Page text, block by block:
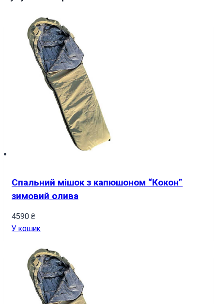
Спальний мішок з капюшоном “Кокон”
зимовий олива
4590 ₴
У кошик